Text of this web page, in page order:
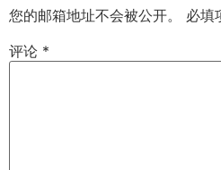
您的邮箱地址不会被公开。 必填
评论 *